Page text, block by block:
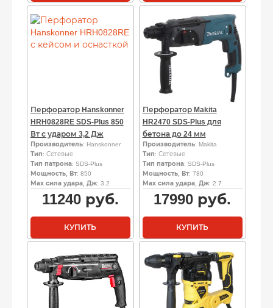
Перфоратор Hanskonner
HRH0828RE SDS-Plus 850
Вт с ударом 3,2 Дж
Производитель: Hanskonner
Тип: Сетевые
Тип патрона: SDS-Plus
Мощность, Вт: 850
Мах сила удара, Дж: 3.2
11240руб.
КУПИТЬ
Перфоратор Makita
HR2470 SDS-Plus для
бетона до 24 мм
Производитель: Makita
Тип: Сетевые
Тип патрона: SDS-Plus
Мощность, Вт: 780
Мах сила удара, Дж: 2.7
17990 руб.
КУПИТЬ